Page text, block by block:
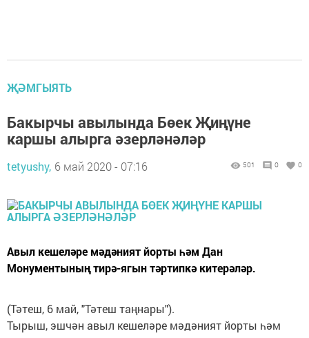
ҖӘМГЫЯТЬ
Бакырчы авылында Бөек Җиңүне
каршы алырга әзерләнәләр
tetyushy, 6 май 2020 - 07:16 501 0 0
Авыл кешеләре мәдәният йорты һәм Дан
Монументының тирә-ягын тәртипкә китерәләр.
(Тәтеш, 6 май, "Тәтеш таңнары").
Тырыш, эшчән авыл кешеләре мәдәният йорты һәм